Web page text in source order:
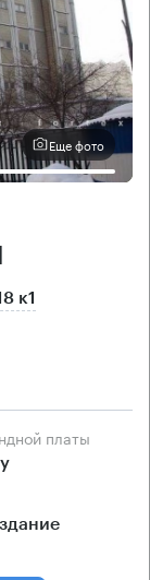
Еще фото
к1
платы